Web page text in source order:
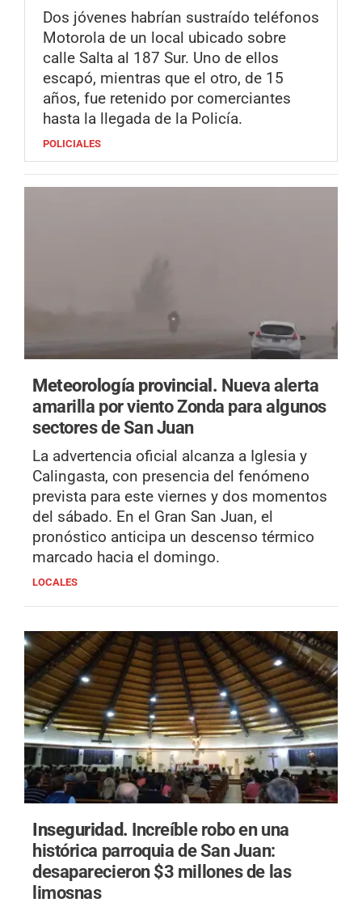
Dos jóvenes habrían sustraído teléfonos
Motorola de un local ubicado sobre
calle Salta al 187 Sur. Uno de ellos
escapó, mientras que el otro, de 15
años, fue retenido por comerciantes
hasta la llegada de la Policía.
POLICIALES
Meteorología provincial. Nueva alerta
amarilla por viento Zonda para algunos
sectores de San Juan
La advertencia oficial alcanza a Iglesia y
Calingasta, con presencia del fenómeno
prevista para este viernes y dos momentos
del sábado. En el Gran San Juan, el
pronóstico anticipa un descenso térmico
marcado hacia el domingo.
LOCALES
Inseguridad. Increíble robo en una
histórica parroquia de San Juan:
desaparecieron $3 millones de las
limosnas